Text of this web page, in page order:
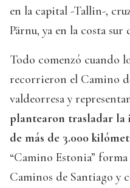
en la capital -Tallin-,
Pärnu, ya en la costa sur
Todo comenzó cuando
recorrieron el Camino
valdeorresa y
plantearon trasladar la
de más de 3.000
“Camino Estonia”
Caminos de Santiago y